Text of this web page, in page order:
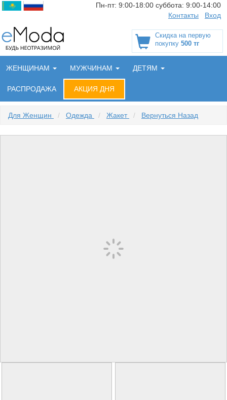
Пн-пт: 9:00-18:00 суббота: 9:00-14:00
Контакты
Вход
Скидка на первую
покупку 500 тг
ЖЕНЩИНАМ МУЖЧИНАМ ДЕТЯМ
РАСПРОДАЖА АКЦИЯ ДНЯ
Для Женщин / Одежда / Жакет / Вернуться Назад